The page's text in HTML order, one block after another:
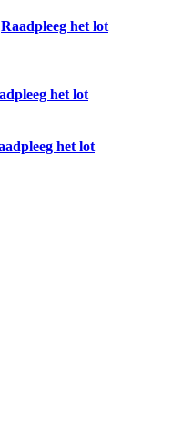
Raadpleeg het lot
het lot
het lot